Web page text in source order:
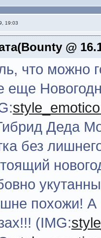
19:03
@
что можно
еще
Деда
без
похожи! А
(IMG: